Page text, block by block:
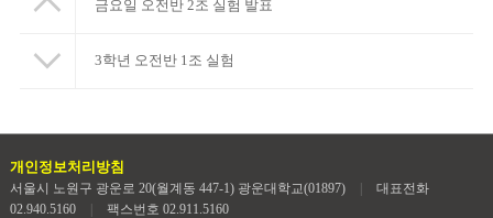
금요일 오전반 2조 실험 발표
3학년 오전반 1조 실험
개인정보처리방침
서울시 노원구 광운로 20(월계동 447-1) 광운대학교(01897)
대표전화
02.940.5160
팩스번호 02.911.5160